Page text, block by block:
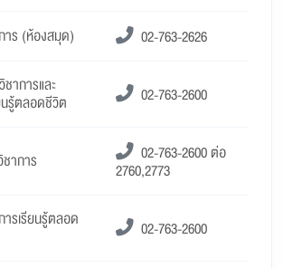
าร (ห้องสมุด)
02-763-2626
าการและ
รู้ตลอดชีวิต 02-763-2600
าการ 02-763-2600 ต่อ
2760,2773
รเรียนรู้ตลอด 02-763-2600